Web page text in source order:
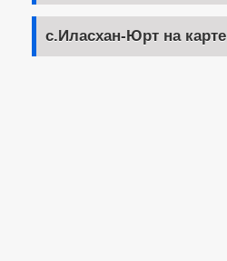
с.Иласхан-Юрт на карте